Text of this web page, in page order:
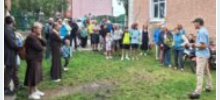
Valmieras dzimšanas diena sākas ar Krāču kakta svētkiem